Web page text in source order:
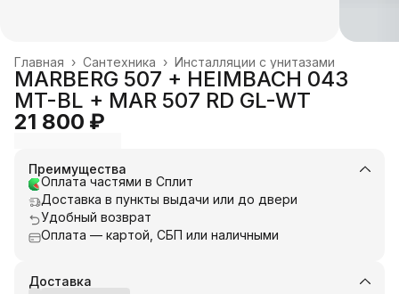
Инсталляции с унитазами
Сантехника ›
Главная ›
MARBERG 507 + HEIMBACH 043
MT-BL + MAR 507 RD GL-WT
21 800 ₽
Преимущества
Оплата частями в Сплит
Доставка в пункты выдачи или до двери
Удобный возврат
Оплата — картой, СБП или наличными
Доставка